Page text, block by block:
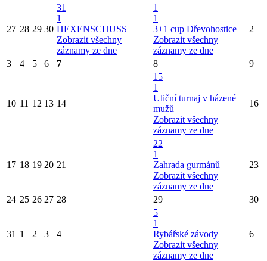
27 28 29 30
31
1
HEXENSCHUSS
Zobrazit všechny
záznamy ze dne
1
1
3+1 cup Dřevohostice
Zobrazit všechny
záznamy ze dne
2
3 4 5 6 7 8 9
10 11 12 13 14
15
1
Uliční turnaj v házené
mužů
Zobrazit všechny
záznamy ze dne
16
17 18 19 20 21
22
1
Zahrada gurmánů
Zobrazit všechny
záznamy ze dne
23
24 25 26 27 28 29 30
31 1 2 3 4
5
1
Rybářské závody
Zobrazit všechny
záznamy ze dne
6